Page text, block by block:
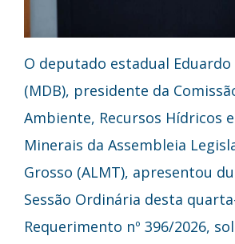
O deputado estadual
(MDB), presidente da
Ambiente, Recursos Hídricos
Minerais da Assembleia
Grosso (ALMT), apresentou
Sessão Ordinária desta
Requerimento nº 396/2026,